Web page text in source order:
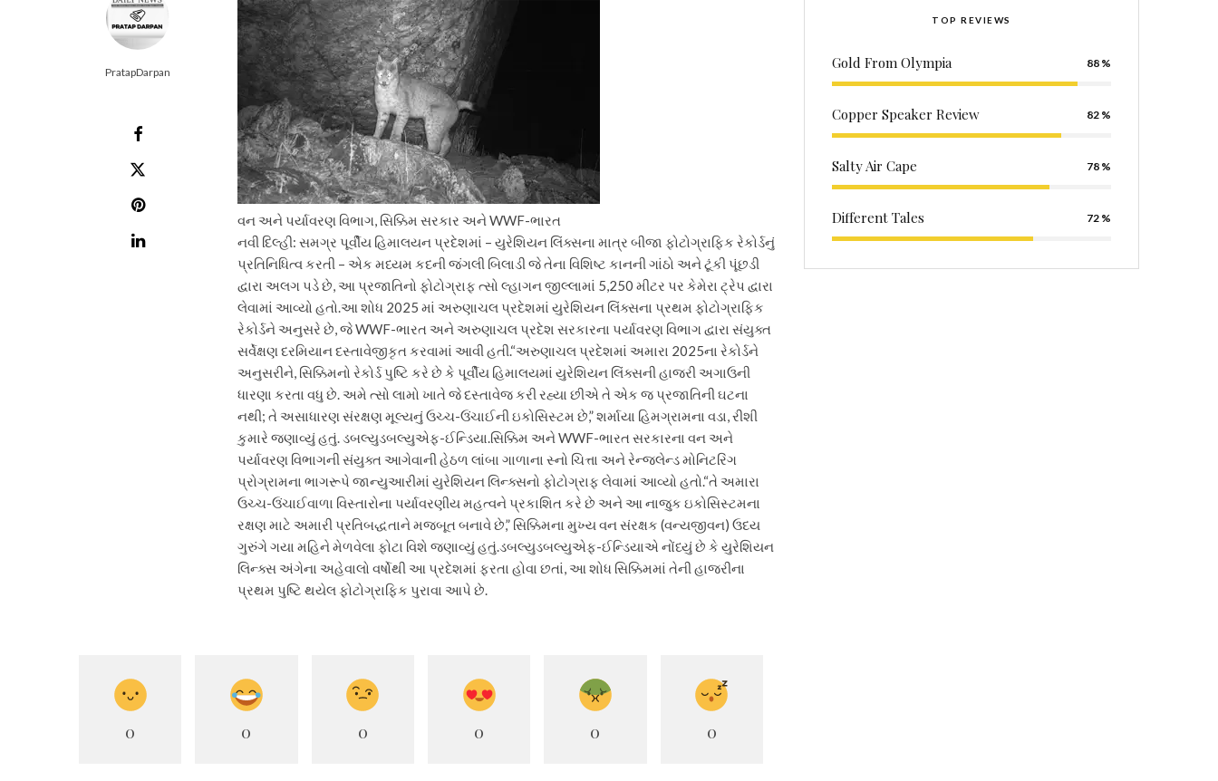
PratapDarpan
વન અને પર્યાવરણ વિભાગ, સિક્કિમ સરકાર અને WWF-ભારત
નવી દિલ્હી: સમગ્ર પૂર્વીય હિમાલયન પ્રદેશમાં – યુરેશિયન લિંક્સના માત્ર બીજા ફોટોગ્રાફિક રેકોર્ડનું
પ્રતિનિધિત્વ કરતી – એક મધ્યમ કદની જંગલી બિલાડી જે તેના વિશિષ્ટ કાનની ગાંઠો અને ટૂંકી પૂંછડી
દ્વારા અલગ પડે છે, આ પ્રજાતિનો ફોટોગ્રાફ ત્સો લ્હાગન જીલ્લામાં 5,250 મીટર પર કેમેરા ટ્રેપ દ્વારા
લેવામાં આવ્યો હતો.આ શોધ 2025 માં અરુણાચલ પ્રદેશમાં યુરેશિયન લિંક્સના પ્રથમ ફોટોગ્રાફિક
રેકોર્ડને અનુસરે છે, જે WWF-ભારત અને અરુણાચલ પ્રદેશ સરકારના પર્યાવરણ વિભાગ દ્વારા સંયુક્ત
સર્વેક્ષણ દરમિયાન દસ્તાવેજીકૃત કરવામાં આવી હતી.“અરુણાચલ પ્રદેશમાં અમારા 2025ના રેકોર્ડને
અનુસરીને, સિક્કિમનો રેકોર્ડ પુષ્ટિ કરે છે કે પૂર્વીય હિમાલયમાં યુરેશિયન લિંક્સની હાજરી અગાઉની
ધારણા કરતા વધુ છે. અમે ત્સો લામો ખાતે જે દસ્તાવેજ કરી રહ્યા છીએ તે એક જ પ્રજાતિની ઘટના
નથી; તે અસાધારણ સંરક્ષણ મૂલ્યનું ઉચ્ચ-ઉંચાઈની ઇકોસિસ્ટમ છે,” શર્માયા હિમગ્રામના વડા, રીશી
કુમારે જણાવ્યું હતું. ડબલ્યુડબલ્યુએફ-ઈન્ડિયા.સિક્કિમ અને WWF-ભારત સરકારના વન અને
પર્યાવરણ વિભાગની સંયુક્ત આગેવાની હેઠળ લાંબા ગાળાના સ્નો ચિત્તા અને રેન્જલેન્ડ મોનિટરિંગ
પ્રોગ્રામના ભાગરૂપે જાન્યુઆરીમાં યુરેશિયન લિન્ક્સનો ફોટોગ્રાફ લેવામાં આવ્યો હતો.“તે અમારા
ઉચ્ચ-ઉંચાઈવાળા વિસ્તારોના પર્યાવરણીય મહત્વને પ્રકાશિત કરે છે અને આ નાજુક ઇકોસિસ્ટમના
રક્ષણ માટે અમારી પ્રતિબદ્ધતાને મજબૂત બનાવે છે,” સિક્કિમના મુખ્ય વન સંરક્ષક (વન્યજીવન) ઉદય
ગુરુંગે ગયા મહિને મેળવેલા ફોટા વિશે જણાવ્યું હતું.ડબલ્યુડબલ્યુએફ-ઈન્ડિયાએ નોંધ્યું છે કે યુરેશિયન
લિન્ક્સ અંગેના અહેવાલો વર્ષોથી આ પ્રદેશમાં ફરતા હોવા છતાં, આ શોધ સિક્કિમમાં તેની હાજરીના
પ્રથમ પુષ્ટિ થયેલ ફોટોગ્રાફિક પુરાવા આપે છે.
0 0 0 0 0 0
TOP REVIEWS
Gold From Olympia 88
Copper Speaker Review 82
Salty Air Cape 78
Different Tales 72